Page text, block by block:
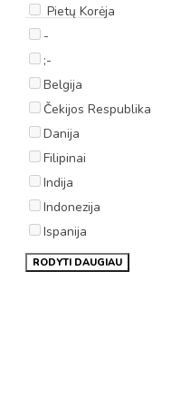
Pietų Korėja
-
;-
Belgija
Čekijos Respublika
Danija
Filipinai
Indija
Indonezija
Ispanija
RODYTI DAUGIAU